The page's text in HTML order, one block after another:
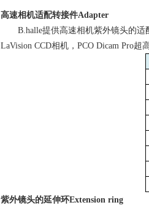
高速相机适配转接件Adapter
B.halle提供高速相机紫外镜头的
LaVision CCD相机， PCO Dicam Pro超
紫外镜头的延伸环Extension ring